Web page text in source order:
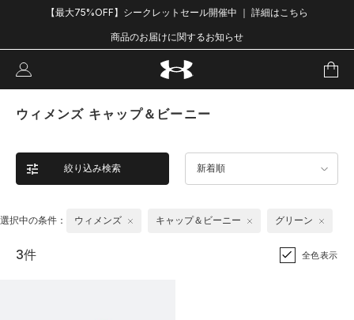
【最大75%OFF】シークレットセール開催中 ｜ 詳細はこちら
商品のお届けに関するお知らせ
ウィメンズ キャップ＆ビーニー
絞り込み検索 新着順
選択中の条件： ウィメンズ キャップ＆ビーニー グリーン
3件 全色表示